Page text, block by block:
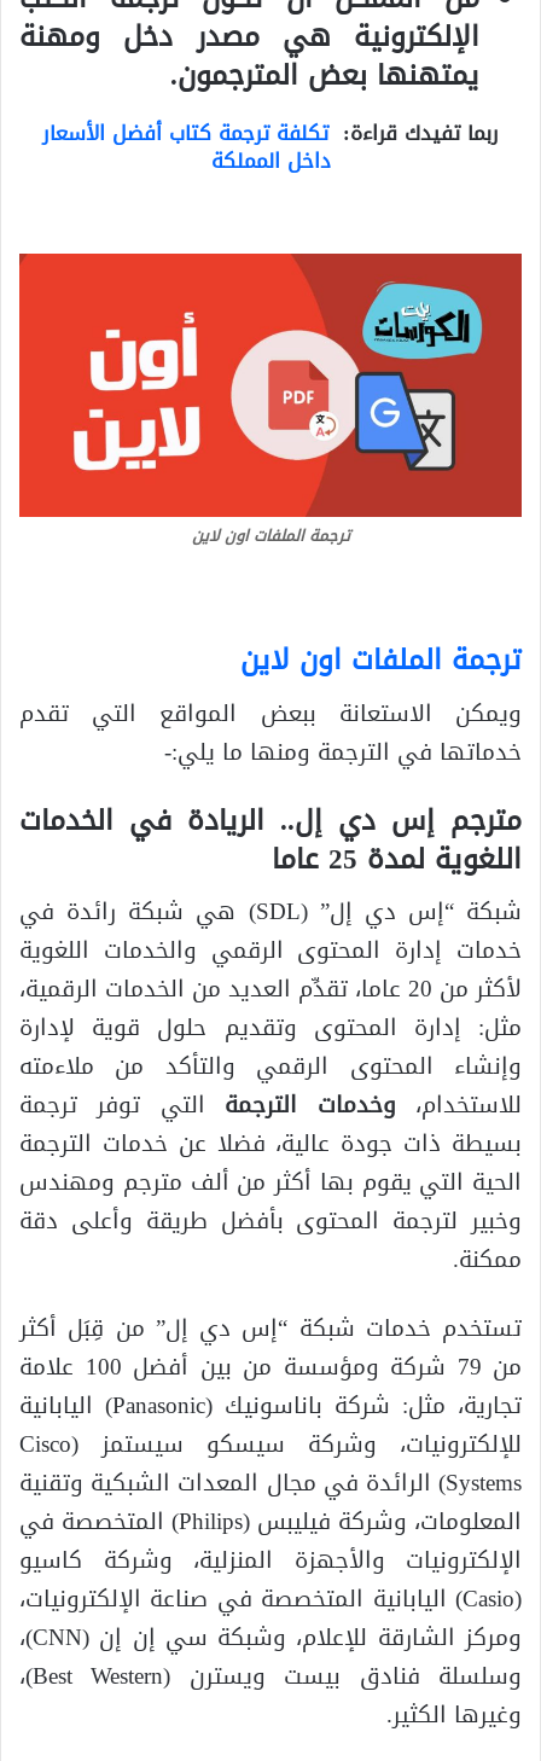
الإلكترونية هي مصدر دخل ومهنة
يمتهنها بعض المترجمون.
ربما تفيدك قراءة:تكلفة ترجمة كتاب أفضل الأسعار
داخل المملكة
ترجمة الملفات اون لاين
ترجمة الملفات اون لاين
ويمكن الاستعانة ببعض المواقع التي تقدم
خدماتها في الترجمة ومنها ما يلي:-
مترجم إس دي إل.. الريادة في الخدمات
اللغوية لمدة 25 عاما
شبكة “إس دي إل” (SDL) هي شبكة رائدة في
خدمات إدارة المحتوى الرقمي والخدمات اللغوية
لأكثر من 20 عاما، تقدِّم العديد من الخدمات الرقمية،
مثل: إدارة المحتوى وتقديم حلول قوية لإدارة
وإنشاء المحتوى الرقمي والتأكد من ملاءمته
للاستخدام، وخدمات الترجمة التي توفر ترجمة
بسيطة ذات جودة عالية، فضلا عن خدمات الترجمة
الحية التي يقوم بها أكثر من ألف مترجم ومهندس
وخبير لترجمة المحتوى بأفضل طريقة وأعلى دقة
ممكنة.
تستخدم خدمات شبكة “إس دي إل” من قِبَل أكثر
من 79 شركة ومؤسسة من بين أفضل 100 علامة
تجارية، مثل: شركة باناسونيك (Panasonic) اليابانية
للإلكترونيات، وشركة سيسكو سيستمز (Cisco
Systems) الرائدة في مجال المعدات الشبكية وتقنية
المعلومات، وشركة فيليبس (Philips) المتخصصة في
الإلكترونيات والأجهزة المنزلية، وشركة كاسيو
(Casio) اليابانية المتخصصة في صناعة الإلكترونيات،
ومركز الشارقة للإعلام، وشبكة سي إن إن (CNN)،
وسلسلة فنادق بيست ويسترن (Best Western)،
وغيرها الكثير.